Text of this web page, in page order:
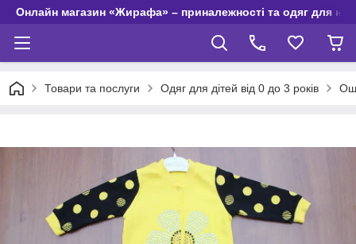
Онлайн магазин «Жирафа» – приналежності та одяг для
Товари та послуги Одяг для дітей від 0 до 3 років